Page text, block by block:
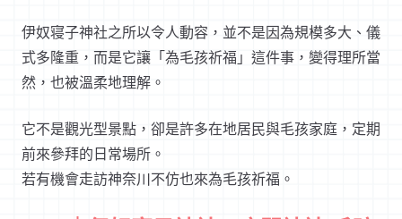
伊奴寝子神社之所以令人動容，並不是因為規模多大、儀
式多隆重，而是它讓「為毛孩祈福」這件事，變得理所當
然，也被溫柔地理解。
它不是觀光型景點，卻是許多在地居民與毛孩家庭，定期
前來參拜的日常場所。
若有機會走訪神奈川不仿也來為毛孩祈福。